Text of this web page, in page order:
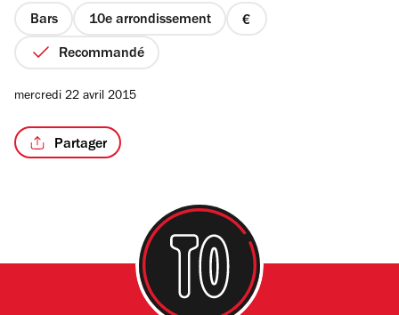
étoiles
Bars 10e arrondissement
prix
Recommandé
mercredi 22 avril 2015
Partager